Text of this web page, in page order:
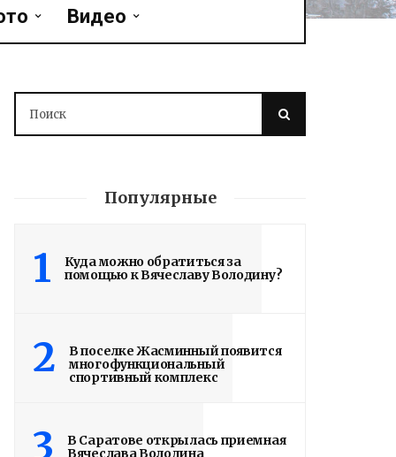
Видео
Популярные
1
Куда можно обратиться за
помощью к Вячеславу Володину?
2
В поселке Жасминный появится
многофункциональный
спортивный комплекс
3
В Саратове открылась приемная
Вячеслава Володина
РАБОТЫ БУДУТ
ЗАВЕРШЕНЫ
Вячеслав Володин посетил высшее